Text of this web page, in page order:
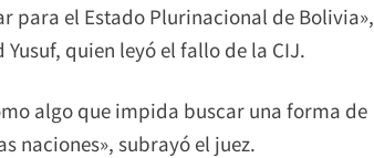
para el Estado Plurinacional de Bolivia»,
quien leyó el fallo de la CIJ.
algo que impida buscar una forma de
naciones», subrayó el juez.